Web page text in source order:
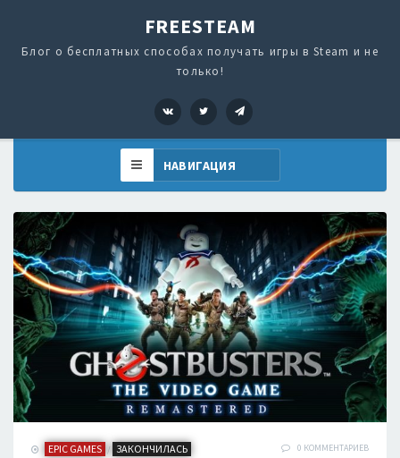
FREESTEAM
Блог о бесплатных способах получать игры в Steam и не
только!
VK Twitter
EPIC GAMES / ЗАКОНЧИЛАСЬ 0 КОММЕНТАРИЕВ